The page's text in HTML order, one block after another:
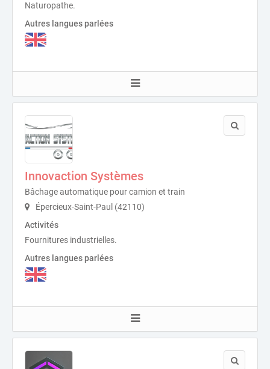
Naturopathe.
Autres langues parlées
Innovaction Systèmes
Bâchage automatique pour camion et train
Épercieux-Saint-Paul (42110)
Activités
Fournitures industrielles.
Autres langues parlées